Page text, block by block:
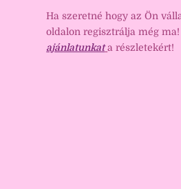
Ha szeretné hogy az Ön
oldalon regisztrálja még
ajánlatunkat a részletekért!